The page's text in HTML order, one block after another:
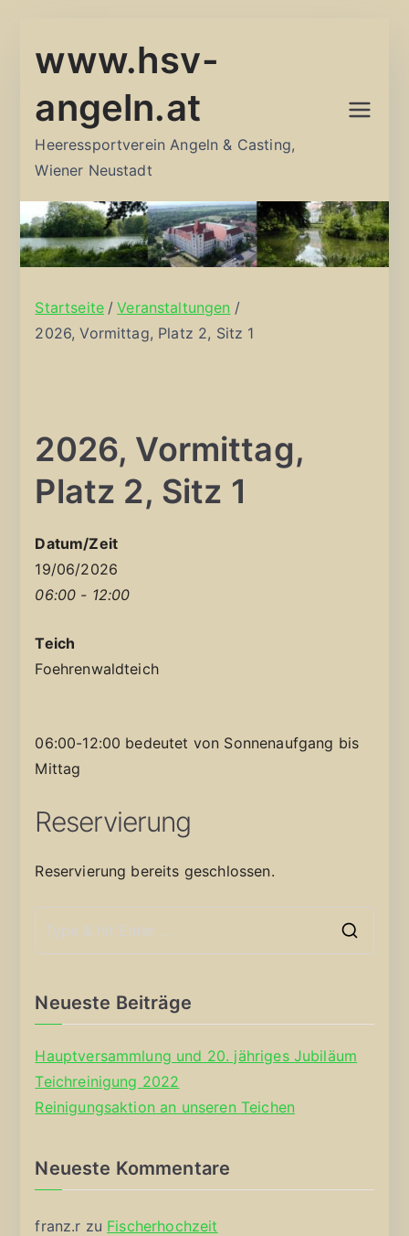
Inhalt
www.hsv-
angeln.at
Heeressportverein Angeln & Casting,
Wiener Neustadt
Startseite
Veranstaltungen
2026, Vormittag, Platz 2, Sitz 1
2026, Vormittag,
Platz 2, Sitz 1
Datum/Zeit
19/06/2026
06:00 - 12:00
Teich
Foehrenwaldteich
06:00-12:00 bedeutet von Sonnenaufgang bis
Mittag
Reservierung
Reservierung bereits geschlossen.
Neueste Beiträge
Hauptversammlung und 20. jähriges Jubiläum
Teichreinigung 2022
Reinigungsaktion an unseren Teichen
Neueste Kommentare
franz.r zu Fischerhochzeit